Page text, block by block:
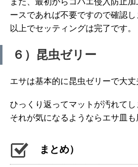
ースであれば不要ですので確認し
以上でセッティングは完了です。
６）昆虫ゼリー
エサは基本的に昆虫ゼリーで大丈
ひっくり返ってマットが汚れてし
それが気になるようならエサ皿も
まとめ）